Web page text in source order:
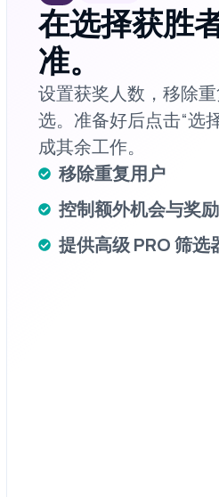
在选择获胜
准。
设置获奖人数，移除
选。准备好后点击“选
成其余工作。
移除重复用户
控制额外机会与奖
提供高级 PRO 筛选